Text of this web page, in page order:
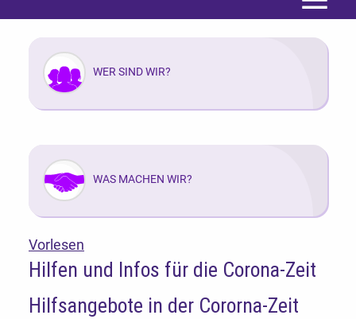
Menü
WER SIND WIR?
WAS MACHEN WIR?
Vorlesen
Hilfen und Infos für die Corona-Zeit
Hilfsangebote in der Cororna-Zeit